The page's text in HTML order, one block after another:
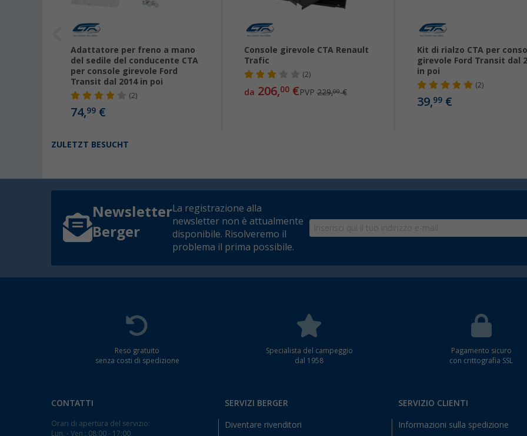
Adattatore per freno a mano
del sedile del conducente CTA
per console girevole Ford
Transit dal 2014 in poi
(2)
74,99 €
Console girevole CTA Renault
Trafic
(2)
da 206,00€PVP 229,00€
Kit di rialzo CTA per
girevole Ford Transit dal
in poi
(2)
39,99 €
ZULETZT BESUCHT
Newsletter
Berger
La registrazione alla
newsletter non è attualmente
disponibile. Risolveremo il
problema il prima possibile.
Reso gratuito
senza costi di spedizione
Specialista del campeggio
dal 1958
Pagamento sicuro
con crittografia SSL
CONTATTI
Orari di apertura del servizio:
Lun. - Ven.: 08:00 - 17:00
SERVIZI BERGER
Diventare rivenditori
SERVIZIO CLIENTI
Informazioni sulla spedizione